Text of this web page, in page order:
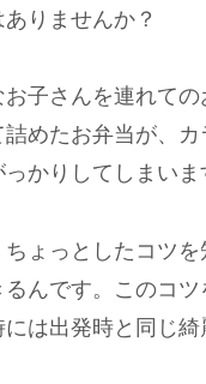
りませんか？
子さんを連れて
めたお弁当が、
かりしてしまいま
ちょっとしたコツ
るんです。このコ
には出発時と同じ